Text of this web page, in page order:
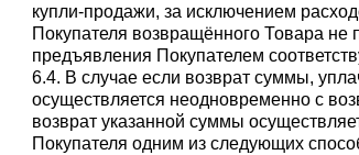
купли-продажи, за исключением
Покупателя возвращённого Товара не
предъявления Покупателем
6.4. В случае если возврат суммы,
осуществляется неодновременно с
возврат указанной суммы
Покупателя одним из следующих